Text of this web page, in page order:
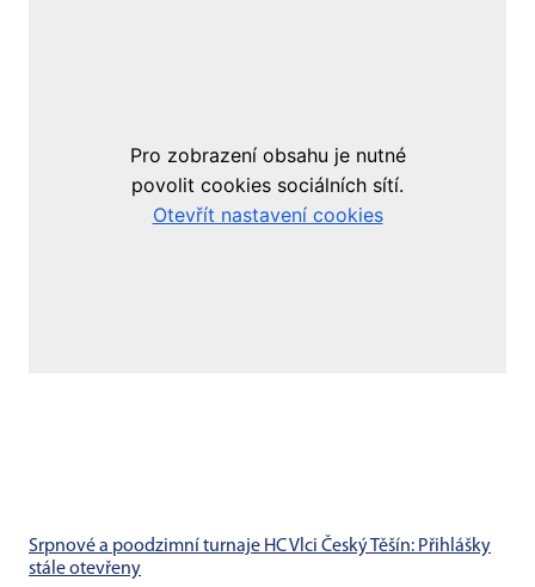
Srpnové a poodzimní turnaje HC Vlci Český Těšín: Přihlášky
stále otevřeny